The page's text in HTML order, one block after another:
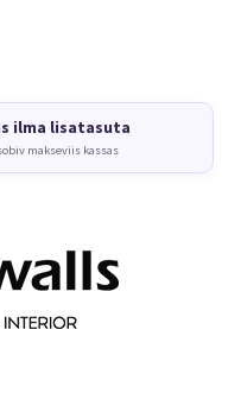
ilma lisatasuta
makseviis kassas